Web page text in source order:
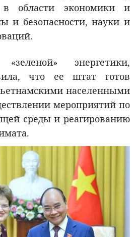
в области экономики и
и безопасности, науки и
энергетики,
что ее штат готов
населенными
мероприятий по
среды и реагированию